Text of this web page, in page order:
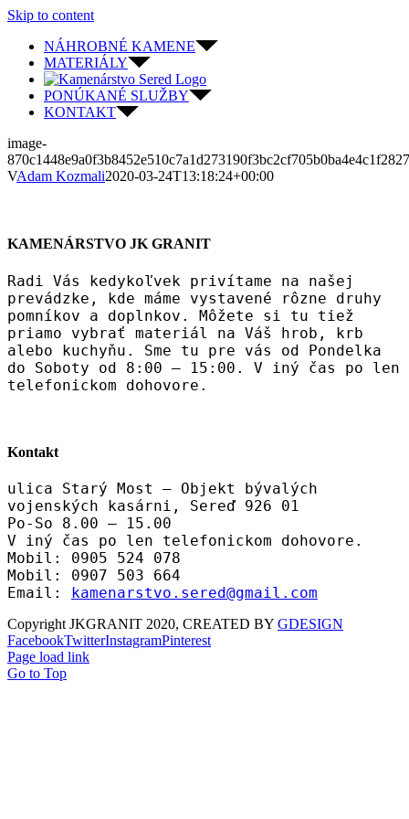
Skip to content
NÁHROBNÉ KAMENE
MATERIÁLY
PONÚKANÉ SLUŽBY
KONTAKT
image-
VAdam Kozmali2020-03-24T13:18:24+00:00
KAMENÁRSTVO JK GRANIT
Radi Vás kedykoľvek privítame na našej
prevádzke, kde máme vystavené rôzne druhy
pomníkov a doplnkov. Môžete si tu tiež
priamo vybrať materiál na Váš hrob, krb
alebo kuchyňu. Sme tu pre vás od Pondelka
do Soboty od 8:00 – 15:00. V iný čas po len
telefonickom dohovore.
Kontakt
ulica Starý Most – Objekt bývalých
vojenských kasárni, Sereď 926 01
Po-So 8.00 – 15.00
V iný čas po len telefonickom dohovore.
Mobil: 0905 524 078
Mobil: 0907 503 664
Email: kamenarstvo.sered@gmail.com
Copyright JKGRANIT 2020, CREATED BY GDESIGN
FacebookTwitterInstagramPinterest
Page load link
Go to Top